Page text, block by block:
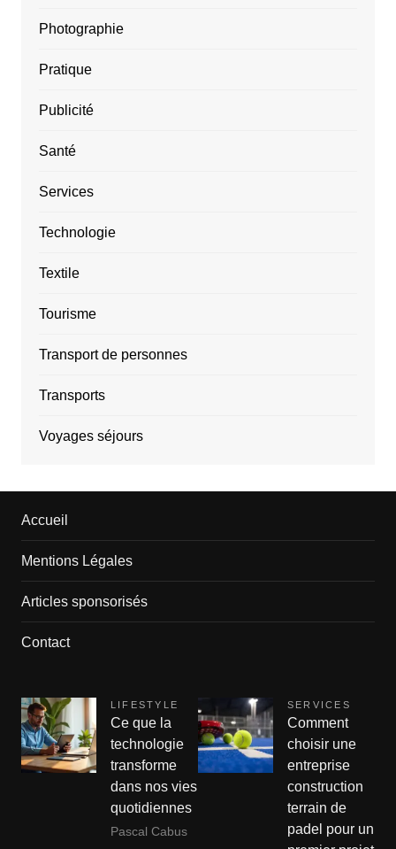
Photographie
Pratique
Publicité
Santé
Services
Technologie
Textile
Tourisme
Transport de personnes
Transports
Voyages séjours
Accueil
Mentions Légales
Articles sponsorisés
Contact
LIFESTYLE
Ce que la
technologie
transforme
dans nos vies
quotidiennes
Pascal Cabus
SERVICES
Comment
choisir une
entreprise
construction
terrain de
padel pour un